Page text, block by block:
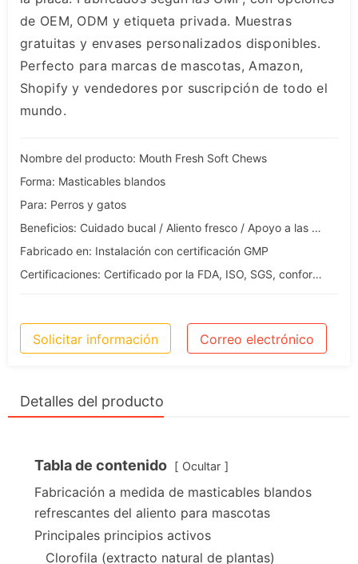
de OEM, ODM y etiqueta privada. Muestras
gratuitas y envases personalizados disponibles.
Perfecto para marcas de mascotas, Amazon,
Shopify y vendedores por suscripción de todo el
mundo.
Nombre del producto: Mouth Fresh Soft Chews
Forma: Masticables blandos
Para: Perros y gatos
Beneficios: Cuidado bucal / Aliento fresco / Apoyo a las encías
Fabricado en: Instalación con certificación GMP
Certificaciones: Certificado por la FDA, ISO, SGS, conforme a las normas de exportación de la UE
Solicitar información Correo electrónico
Detalles del producto
Tabla de contenido Ocultar
Fabricación a medida de masticables blandos
refrescantes del aliento para mascotas
Principales principios activos
Clorofila (extracto natural de plantas)